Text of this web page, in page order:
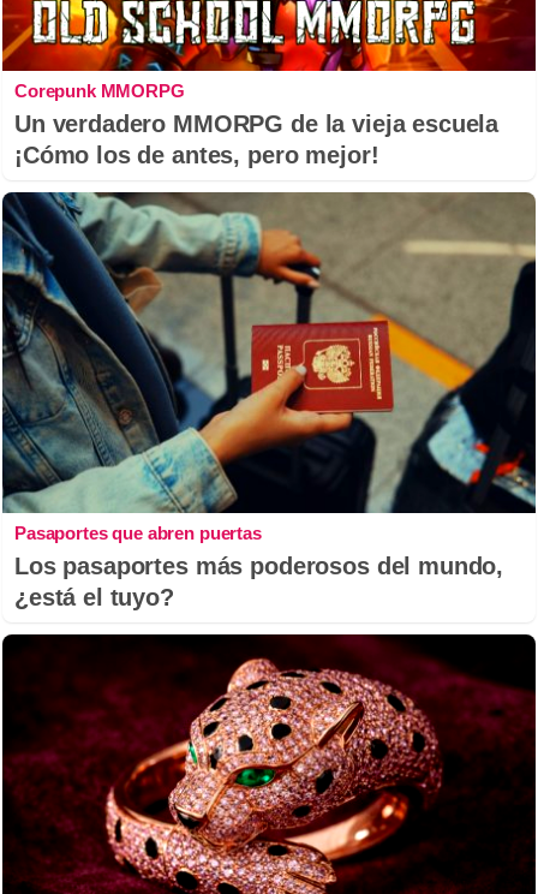
Corepunk MMORPG
Un verdadero MMORPG de la vieja escuela
¡Cómo los de antes, pero mejor!
Pasaportes que abren puertas
Los pasaportes más poderosos del mundo,
¿está el tuyo?